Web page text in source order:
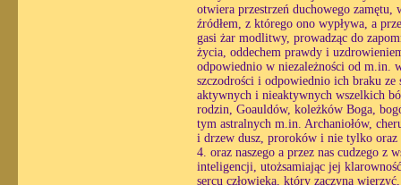
otwiera przestrzeń duchowego zamętu,
źródłem, z którego ono wypływa, a
gasi żar modlitwy, prowadząc do
życia, oddechem prawdy i
odpowiednio w niezależności od m.in.
szczodrości i odpowiednio ich braku
aktywnych i nieaktywnych wszelkich
rodzin, Goauldów, koleżków Boga,
tym astralnych m.in. Archaniołów,
i drzew dusz, proroków i nie tylko oraz
4. oraz naszego a przez nas cudzego
inteligencji, utożsamiając jej
sercu człowieka, który zaczyna